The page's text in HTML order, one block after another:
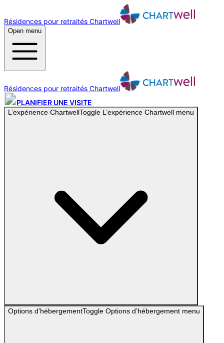
Résidences pour retraités Chartwell
Open menu
Résidences pour retraités Chartwell
PLANIFIER UNE VISITE
L’expérience ChartwellToggle L’expérience Chartwell menu
Options d’hébergementToggle Options d’hébergement menu